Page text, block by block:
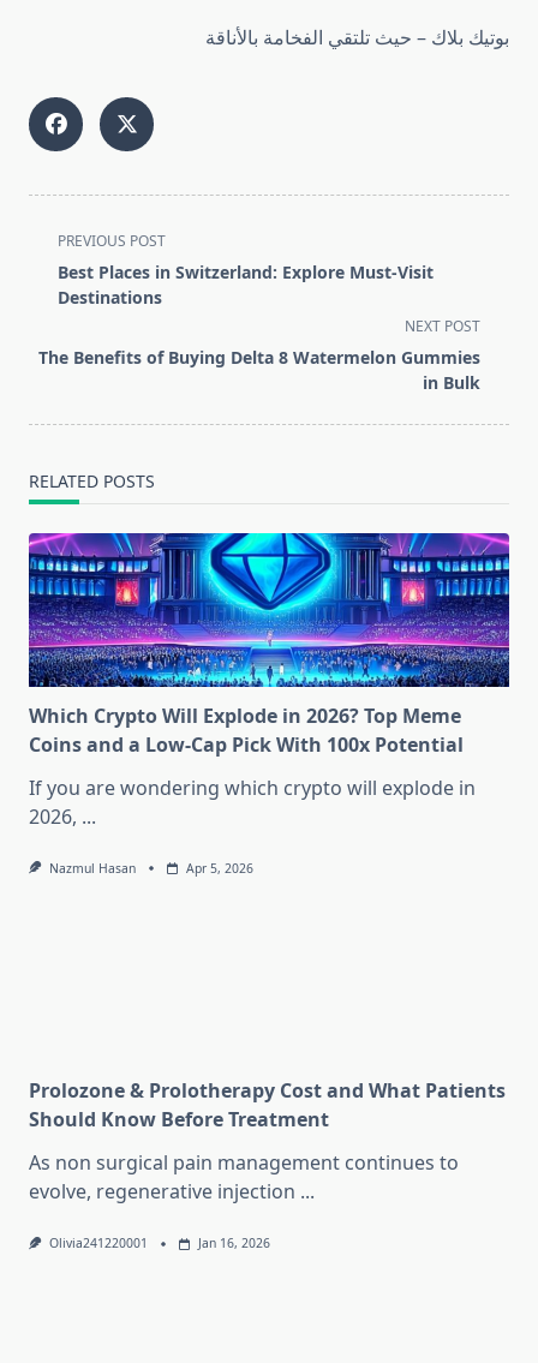
بوتيك بلاك – حيث تلتقي الفخامة بالأناقة
<span
class="nav-
subtitle
reader-
PREVIOUS POST
Best Places in Switzerland: Explore Must-Visit
Destinations
NEXT POST
The Benefits of Buying Delta 8 Watermelon Gummies
in Bulk
RELATED POSTS
Which Crypto Will Explode in 2026? Top Meme
Coins and a Low-Cap Pick With 100x Potential
If you are wondering which crypto will explode in
2026, ...
Nazmul Hasan Apr 5, 2026
Prolozone & Prolotherapy Cost and What Patients
Should Know Before Treatment
As non surgical pain management continues to
evolve, regenerative injection ...
Olivia241220001 Jan 16, 2026